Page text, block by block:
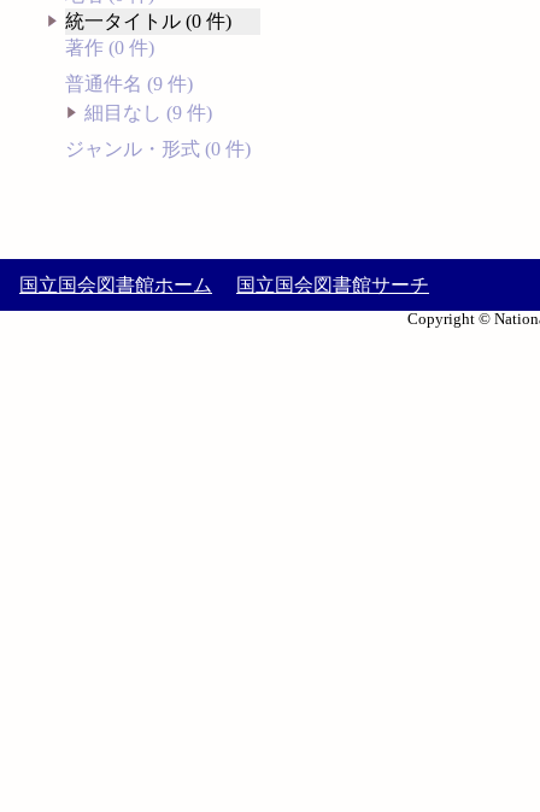
統一タイトル (0 件)
著作 (0 件)
普通件名 (9 件)
細目なし (9 件)
ジャンル・形式 (0 件)
国立国会図書館ホーム 国立国会図書館サーチ
Copyright ©